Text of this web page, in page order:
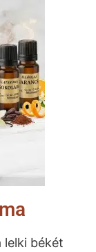
lelki békét